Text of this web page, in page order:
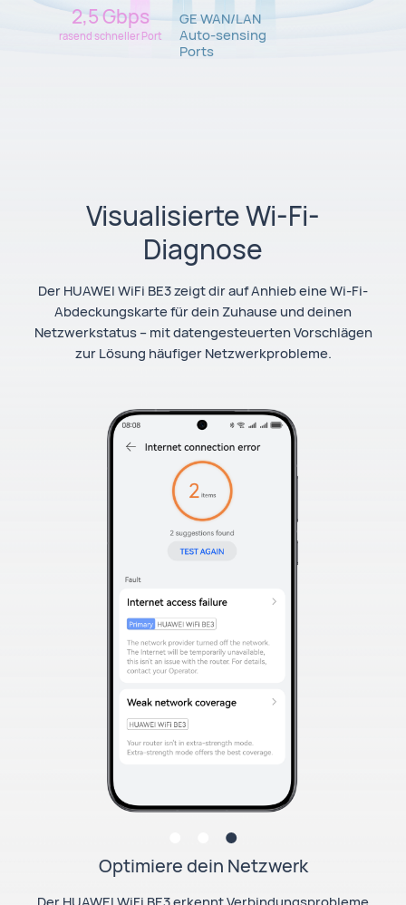
2,5 Gbps
rasend schneller Port
GE WAN/LAN
Auto-sensing
Ports
Visualisierte Wi-Fi-
Diagnose
Der HUAWEI WiFi BE3 zeigt dir auf Anhieb eine Wi-Fi-
Abdeckungskarte für dein Zuhause und deinen
Netzwerkstatus – mit datengesteuerten Vorschlägen
zur Lösung häufiger Netzwerkprobleme.
Optimiere dein Netzwerk
Der HUAWEI WiFi BE3 erkennt Verbindungsprobleme